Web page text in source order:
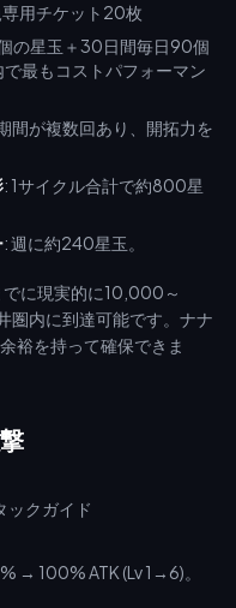
用チケット20枚
の星玉＋30日間毎日90個
最もコストパフォーマン
間が複数回あり、開拓力を
: 1サイクル合計で約800星
: 週に約240星玉。
に現実的に10,000～
圏内に到達可能です。ナナ
裕を持って確保できま
→ 100% ATK (Lv 1→6)。